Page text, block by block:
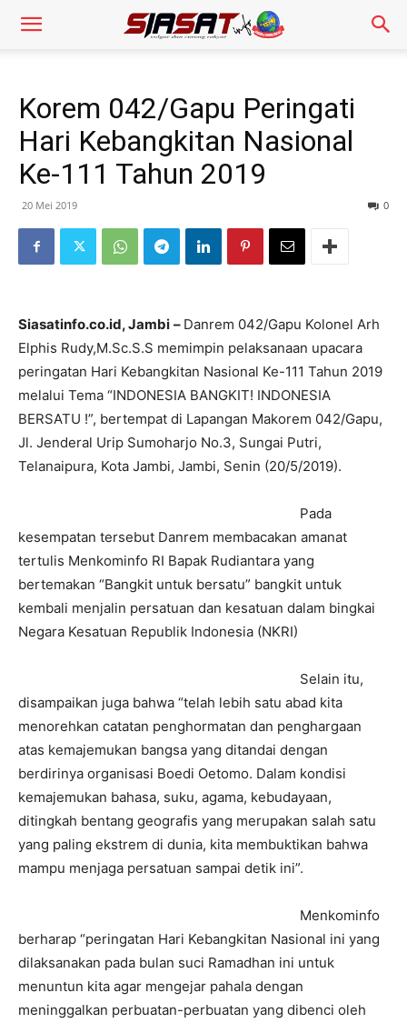
Korem 042/Gapu Peringati
Hari Kebangkitan Nasional
Ke-111 Tahun 2019
20 Mei 2019 0
Siasatinfo.co.id, Jambi – Danrem 042/Gapu Kolonel Arh
Elphis Rudy,M.Sc.S.S memimpin pelaksanaan upacara
peringatan Hari Kebangkitan Nasional Ke-111 Tahun 2019
melalui Tema “INDONESIA BANGKIT! INDONESIA
BERSATU !”, bertempat di Lapangan Makorem 042/Gapu,
Jl. Jenderal Urip Sumoharjo No.3, Sungai Putri,
Telanaipura, Kota Jambi, Jambi, Senin (20/5/2019).
Pada
kesempatan tersebut Danrem membacakan amanat
tertulis Menkominfo RI Bapak Rudiantara yang
bertemakan “Bangkit untuk bersatu” bangkit untuk
kembali menjalin persatuan dan kesatuan dalam bingkai
Negara Kesatuan Republik Indonesia (NKRI)
Selain itu,
disampaikan juga bahwa “telah lebih satu abad kita
menorehkan catatan penghormatan dan penghargaan
atas kemajemukan bangsa yang ditandai dengan
berdirinya organisasi Boedi Oetomo. Dalam kondisi
kemajemukan bahasa, suku, agama, kebudayaan,
ditingkah bentang geografis yang merupakan salah satu
yang paling ekstrem di dunia, kita membuktikan bahwa
mampu menjaga persatuan sampai detik ini”.
Menkominfo
berharap “peringatan Hari Kebangkitan Nasional ini yang
dilaksanakan pada bulan suci Ramadhan ini untuk
menuntun kita agar mengejar pahala dengan
meninggalkan perbuatan-perbuatan yang dibenci oleh